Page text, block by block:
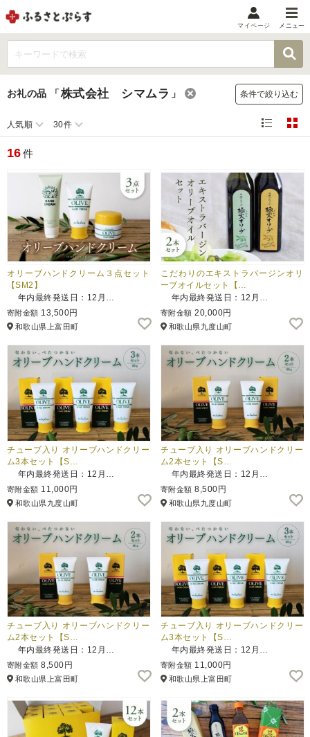
メニュー
マイメニュー
マイページ
メニュー
お礼の品から探す
お礼の品をカテゴリや金額で絞り込み
自治体から探す
ランキング
特集・おすすめ
ふるさと納税とは
控除額シミュレータ Q&A
マイページ
お礼の品 「株式会社 シマムラ 」 条件で絞り込む
人気順 30件
16件
オリーブハンドクリーム３点セット
【SM2】
年内最終発送日：12月…
寄附金額 13,500円
和歌山県上富田町
こだわりのエキストラバージンオリ
ーブオイルセット【…
年内最終発送日：12月…
寄附金額 20,000円
和歌山県九度山町
チューブ入り オリーブハンドクリー
ム3本セット【S…
年内最終発送日：12月…
寄附金額 11,000円
和歌山県九度山町
チューブ入り オリーブハンドクリー
ム2本セット【S…
年内最終発送日：12月…
寄附金額 8,500円
和歌山県九度山町
チューブ入り オリーブハンドクリー
ム2本セット【S…
年内最終発送日：12月…
寄附金額 8,500円
和歌山県上富田町
チューブ入り オリーブハンドクリー
ム3本セット【S…
年内最終発送日：12月…
寄附金額 11,000円
和歌山県上富田町